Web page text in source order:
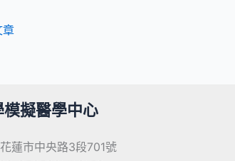
章
模擬醫學中心
蓮市中央路3段701號